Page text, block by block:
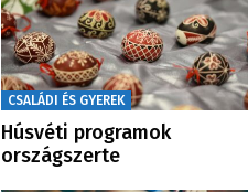
CSALÁDI ÉS GYEREK
Húsvéti programok
országszerte